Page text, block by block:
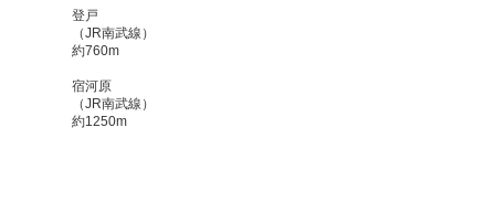
登戸
（JR南武線）
約760m
宿河原
（JR南武線）
約1250m